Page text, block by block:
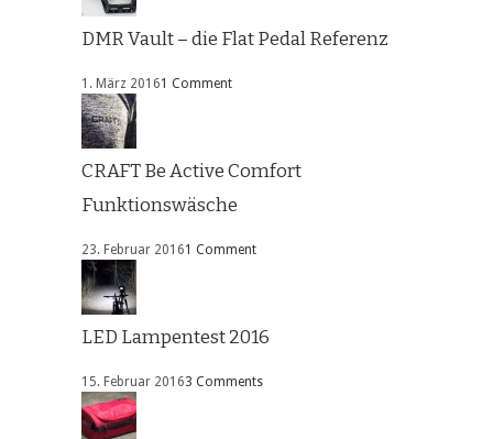
DMR Vault – die Flat Pedal Referenz
1. März 20161 Comment
CRAFT Be Active Comfort
Funktionswäsche
23. Februar 20161 Comment
LED Lampentest 2016
15. Februar 20163 Comments